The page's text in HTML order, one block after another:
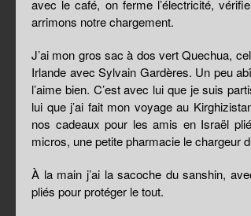
avec le café, on ferme l’électricité,
arrimons notre chargement.
J’ai mon gros sac à dos vert Quechua,
Irlande avec Sylvain Gardères. Un peu
l’aime bien. C’est avec lui que je suis
lui que j’ai fait mon voyage au
nos cadeaux pour les amis en Israël
micros, une petite pharmacie le chargeur
À la main j’ai la sacoche du sanshin,
pliés pour protéger le tout.